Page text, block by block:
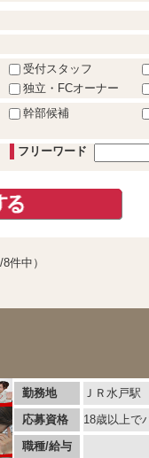
受付スタッフ
独立・FCオーナー
幹部候補
フリーワード
8件中）
勤務地
ＪＲ水戸駅
応募資格
18歳以上で
職種/給与